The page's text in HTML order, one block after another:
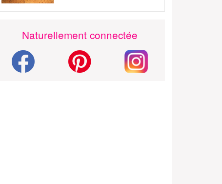
Naturellement connectée